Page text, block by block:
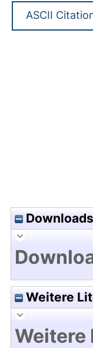
Weitere
Weitere